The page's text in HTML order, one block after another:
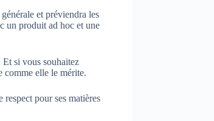
et préviendra les
un produit ad hoc et une
Et si vous souhaitez
comme elle le mérite.
pour ses matières